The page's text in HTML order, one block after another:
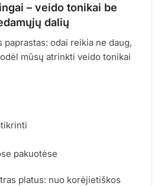
– veido tonikai be
dalių
odai reikia ne daug,
mūsų atrinkti veido tonikai
pakuotėse
platus: nuo korėjietiškos